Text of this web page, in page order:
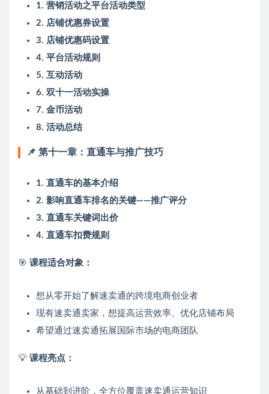
1. 营销活动之平台活动类型
2. 店铺优惠券设置
3. 店铺优惠码设置
4. 平台活动规则
5. 互动活动
6. 双十一活动实操
7. 金币活动
8. 活动总结
📌 第十一章：直通车与推广技巧
1. 直通车的基本介绍
2. 影响直通车排名的关键——推广评分
3. 直通车关键词出价
4. 直通车扣费规则
🎯 课程适合对象：
想从零开始了解速卖通的跨境电商创业者
现有速卖通卖家，想提高运营效率、优化店铺布局
希望通过速卖通拓展国际市场的电商团队
💡 课程亮点：
从基础到进阶，全方位覆盖速卖通运营知识